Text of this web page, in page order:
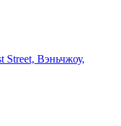
Вэньчжоу,